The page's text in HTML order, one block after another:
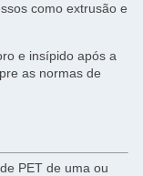
como extrusão e
e insípido após a
as normas de
PET de uma ou